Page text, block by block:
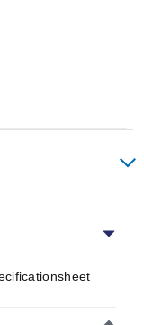
temperatura